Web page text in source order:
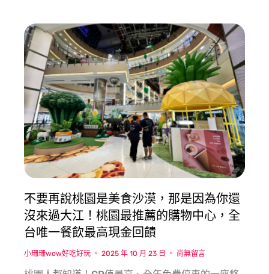
不要再說桃園是美食沙漠，那是因為你還
沒來過大江！桃園最推薦的購物中心，全
台唯一餐飲最高現金回饋
小珊珊wow好吃好玩 2025 年 10 月 23 日 尚無留言